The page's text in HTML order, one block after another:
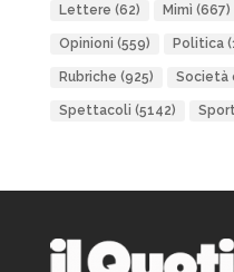
Lettere (62) Mimì (667)
Opinioni (559) Politica
Rubriche (925) Società
Spettacoli (5142) Sport